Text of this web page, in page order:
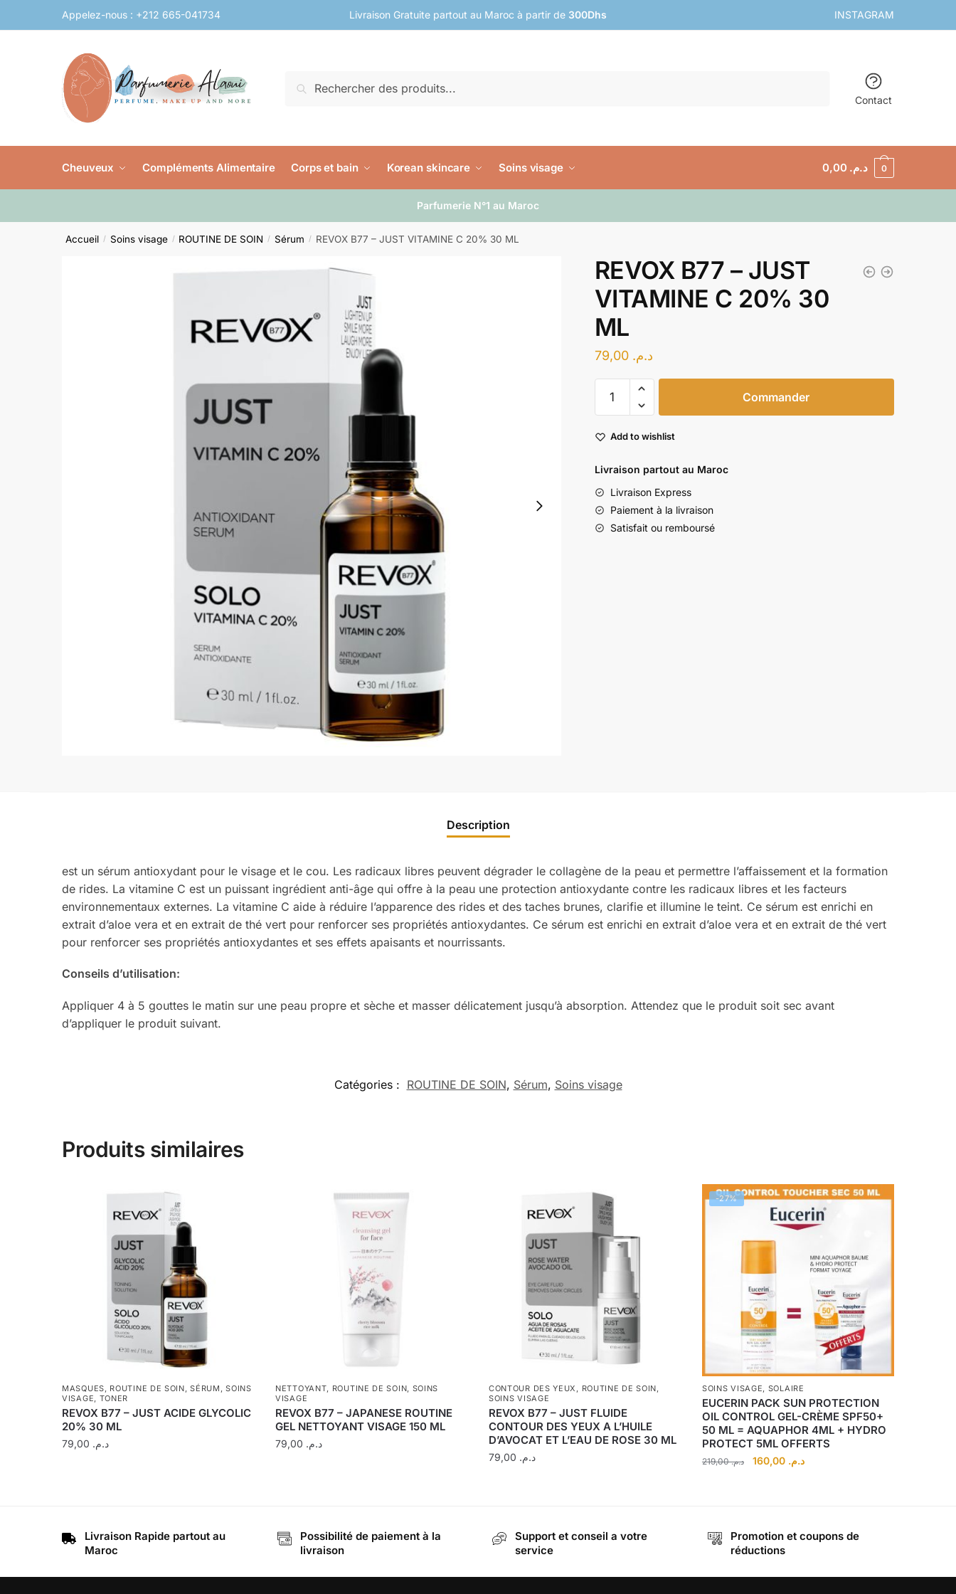
Appelez-nous : +212 665-041734 Livraison Gratuite partout au Maroc à partir de 300Dhs INSTAGRAM
pour :
Recherche
Contact
Cheuveux Compléments Alimentaire Corps et bain Korean skincare Soins visage د.م. 0
Parfumerie N°1 au Maroc
Accueil / Soins visage / ROUTINE DE SOIN / Sérum / REVOX B77 – JUST VITAMINE C 20% 30 ML
REVOX B77 – JUST
VITAMINE C 20% 30
ML
د.م. 79,00
B77
JUST
VITAMINE
C
20%
Commander
Add to wishlist
Livraison partout au Maroc
Livraison Express
Paiement à la livraison
Satisfait ou remboursé
Description
est un sérum antioxydant pour le visage et le cou. Les radicaux libres peuvent dégrader le collagène de la peau et permettre l’affaissement et la formation
de rides. La vitamine C est un puissant ingrédient anti-âge qui offre à la peau une protection antioxydante contre les radicaux libres et les facteurs
environnementaux externes. La vitamine C aide à réduire l’apparence des rides et des taches brunes, clarifie et illumine le teint. Ce sérum est enrichi en
extrait d’aloe vera et en extrait de thé vert pour renforcer ses propriétés antioxydantes. Ce sérum est enrichi en extrait d’aloe vera et en extrait de thé vert
pour renforcer ses propriétés antioxydantes et ses effets apaisants et nourrissants.
Conseils d’utilisation:
Appliquer 4 à 5 gouttes le matin sur une peau propre et sèche et masser délicatement jusqu’à absorption. Attendez que le produit soit sec avant
d’appliquer le produit suivant.
Catégories : ROUTINE DE SOIN, Sérum, Soins visage
Produits similaires
MASQUES, ROUTINE DE SOIN,SÉRUM ,SOINS
VISAGE, TONER
REVOX B77 – JUST ACIDE GLYCOLIC
20% 30 ML
د.م.
NETTOYANT, ROUTINE DE SOIN, SOINS
VISAGE
REVOX B77 – JAPANESE ROUTINE
GEL NETTOYANT VISAGE 150 ML
د.م.
CONTOUR DES YEUX , ROUTINE DE SOIN,
SOINS VISAGE
REVOX B77 – JUST FLUIDE
CONTOUR DES YEUX A L’HUILE
D’AVOCAT ET L’EAU DE ROSE 30 ML
د.م.
-27%
SOINS VISAGE, SOLAIRE
EUCERIN PACK SUN PROTECTION
OIL CONTROL GEL-CRÈME SPF50+
50 ML = AQUAPHOR 4ML + HYDRO
PROTECT 5ML OFFERTS
د.م.219,00
Le
د.م. 160,00
Le
Livraison Rapide partout au
Maroc
Possibilité de paiement à la
livraison
Support et conseil a votre
service
Promotion et coupons de
réductions